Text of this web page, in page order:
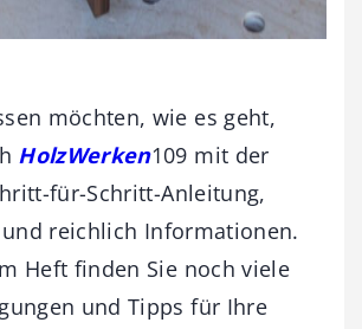
möchten, wie es geht,
HolzWerken109 mit der
für-Schritt-Anleitung,
reichlich Informationen.
Heft finden Sie noch viele
und Tipps für Ihre